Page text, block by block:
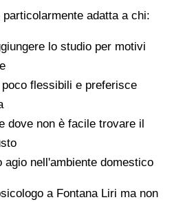
adatta a chi:
lo studio per motivi
flessibili e preferisce
dove non è facile trovare il
agio nell'ambiente domestico
a Fontana Liri ma non